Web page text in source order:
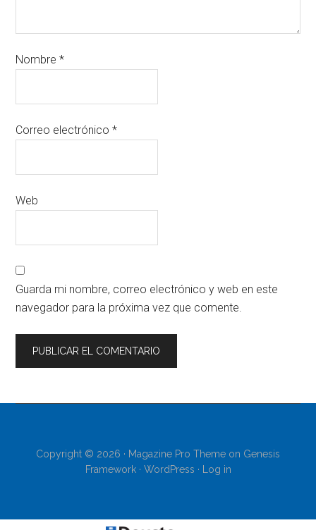
Nombre*
Correo electrónico*
Web
Guarda mi nombre, correo electrónico y web en este
navegador para la próxima vez que comente.
Copyright © 2026 · Magazine Pro Theme on Genesis
Framework· WordPress · Log in